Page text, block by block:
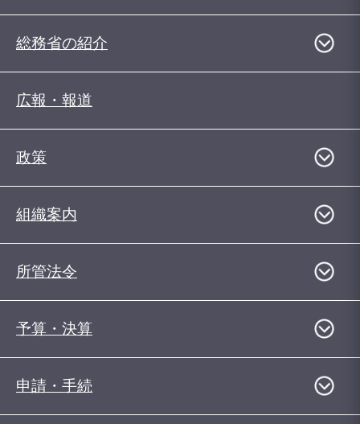
総務省の紹介
広報・報道
政策
組織案内
所管法令
予算・決算
申請・手続